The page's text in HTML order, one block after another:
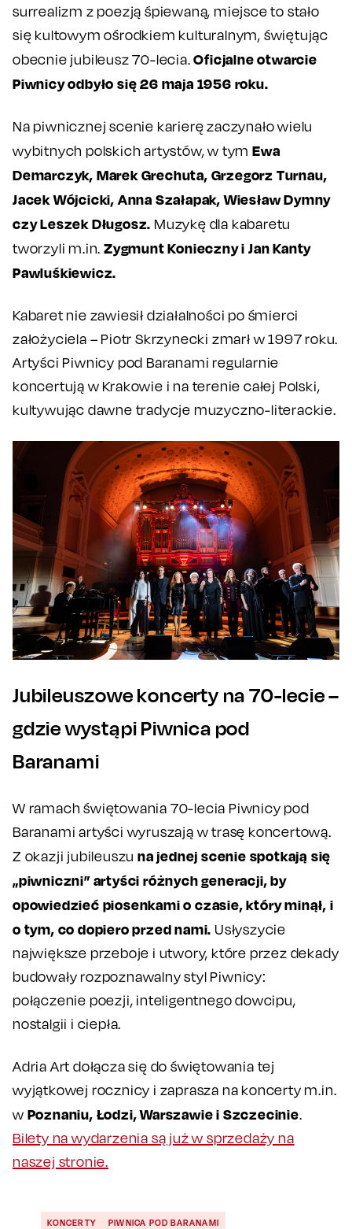
surrealizm z poezją śpiewaną, miejsce to stało
się kultowym ośrodkiem kulturalnym, świętując
obecnie jubileusz 70-lecia.Oficjalne otwarcie
Piwnicy odbyło się 26 maja 1956 roku.
Na piwnicznej scenie karierę zaczynało wielu
wybitnych polskich artystów, w tym Ewa
Demarczyk, Marek Grechuta, Grzegorz Turnau,
Jacek Wójcicki, Anna Szałapak, Wiesław Dymny
czy Leszek Długosz. Muzykę dla kabaretu
tworzyli m.in. Zygmunt Konieczny i Jan Kanty
Pawluśkiewicz.
Kabaret nie zawiesił działalności po śmierci
założyciela – Piotr Skrzynecki zmarł w 1997 roku.
Artyści Piwnicy pod Baranami regularnie
koncertują w Krakowie i na terenie całej Polski,
kultywując dawne tradycje muzyczno-literackie.
Jubileuszowe koncerty na 70-lecie –
gdzie wystąpi Piwnica pod
Baranami
W ramach świętowania 70-lecia Piwnicy pod
Baranami artyści wyruszają w trasę koncertową.
Z okazji jubileuszuna jednej scenie spotkają się
„piwniczni” artyści różnych generacji, by
opowiedzieć piosenkami o czasie, który minął, i
o tym, co dopiero przed nami. Usłyszycie
największe przeboje i utwory, które przez dekady
budowały rozpoznawalny styl Piwnicy:
połączenie poezji, inteligentnego dowcipu,
nostalgii i ciepła.
Adria Art dołącza się do świętowania tej
wyjątkowej rocznicy i zaprasza na koncerty m.in.
w Poznaniu, Łodzi, Warszawie i Szczecinie.
Bilety na wydarzenia są już w sprzedaży na
naszej stronie.
KONCERTY
PIWNICA POD BARANAMI